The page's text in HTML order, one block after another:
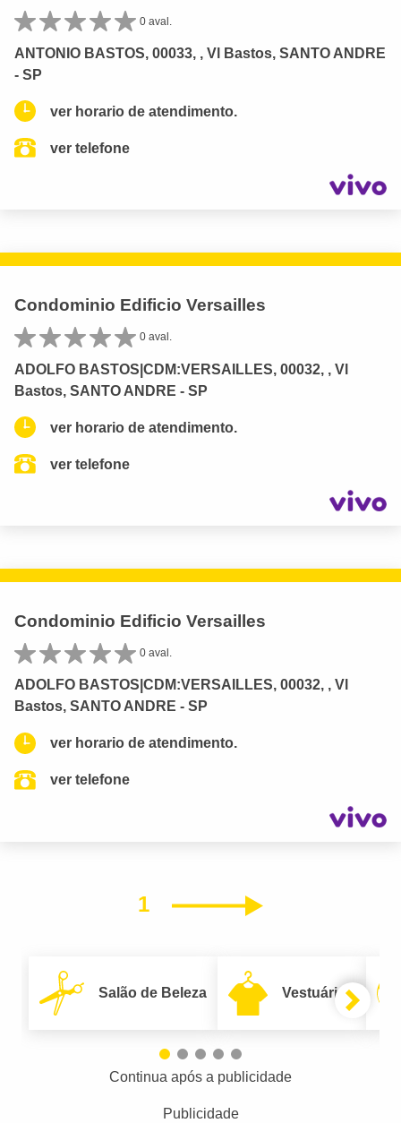
0 aval.
ANTONIO BASTOS, 00033, , Vl Bastos, SANTO ANDRE
- SP
ver horario de atendimento.
ver telefone
Condominio Edificio Versailles
0 aval.
ADOLFO BASTOS|CDM:VERSAILLES, 00032, , Vl
Bastos, SANTO ANDRE - SP
ver horario de atendimento.
ver telefone
Condominio Edificio Versailles
0 aval.
ADOLFO BASTOS|CDM:VERSAILLES, 00032, , Vl
Bastos, SANTO ANDRE - SP
ver horario de atendimento.
ver telefone
1 Próximo
Salão de Beleza Vestuário
Continua após a publicidade
Publicidade